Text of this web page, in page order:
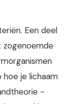
Een deel
zogenoemde
je lichaam
-